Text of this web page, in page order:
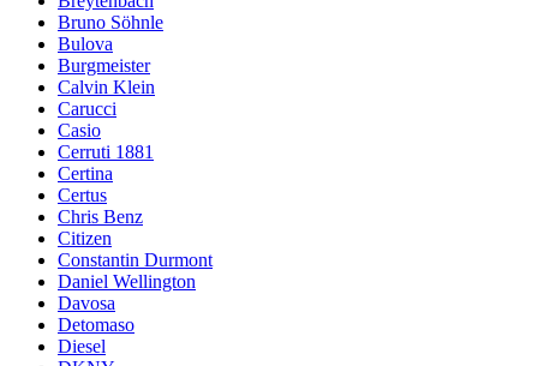
Bruno Söhnle
Bulova
Burgmeister
Calvin Klein
Carucci
Casio
Cerruti 1881
Certina
Certus
Chris Benz
Citizen
Constantin Durmont
Daniel Wellington
Davosa
Detomaso
Diesel